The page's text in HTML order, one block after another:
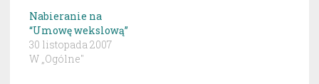
Nabieranie na
“Umowę wekslową”
30 listopada 2007
W „Ogólne"